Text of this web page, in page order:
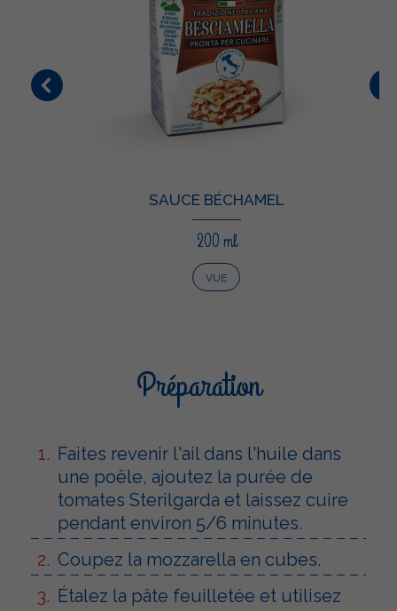
SAUCE BÉCHAMEL
200 ml
VUE
Préparation
Faites revenir l'ail dans l'huile dans
une poêle, ajoutez la purée de
tomates Sterilgarda et laissez cuire
pendant environ 5/6 minutes.
Coupez la mozzarella en cubes.
Étalez la pâte feuilletée et utilisez